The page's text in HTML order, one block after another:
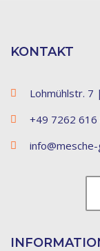
KONTAKT
Lohmühlstr. 7
+49 7262 616